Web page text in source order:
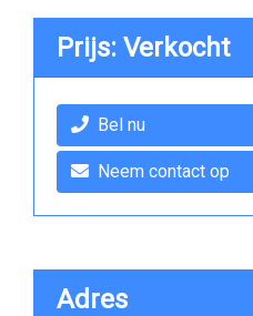
Prijs: Verkocht
Bel nu
Neem contact op
Adres